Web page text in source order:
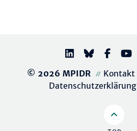
© 2026 MPIDR Kontakt
Datenschutzerklärung